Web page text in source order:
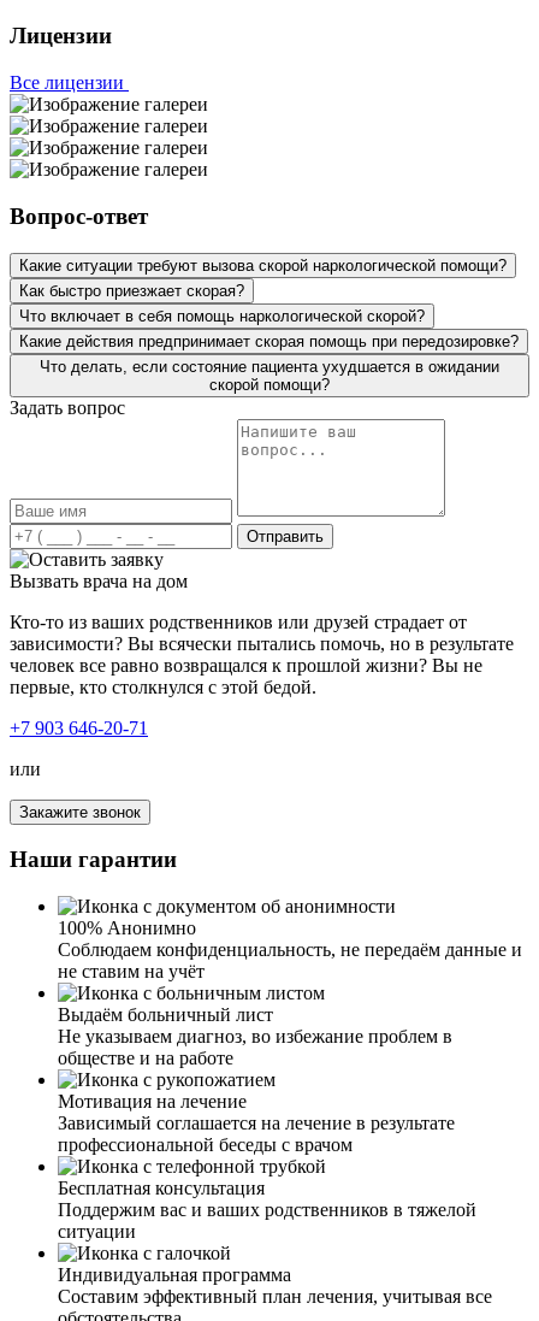
Вызывала службу нарколога на дом. Мой отец был в
долгом запое, началась одышка и головокружения. Я
незамедлительно вызвала врача. Спасибо наркологу,
который к нам выехал, качественно и быстро привел
отца в чувства, дал рекомендации. Будем надеяться на
долгосрочный результат, подумываем о прохождении
курса реабилитации.
Мне делали капельницу от запоя, потом я решилась и на
кодировку. Хочу отметить, что весь персонал очень
приветливый и чуткий. Всегда с пониманием подходят
к ситуации. Профессионализм, четкость действий, все
на высшем уровне. Спасибо за вашу работу!
Обращался для вызова нарколога на дом. Остались
выйти из запоя. Приехавший врач провел диагностику
крови, оставил седативные и сосудистые лекарства на
три дня для полного восстановления организма.
Сын не мог выйти из запоя. Каждый год сталкиваемся с
этой проблемой. Новогодние праздники, столько
выходных, и сын их все пропивает. Обратилась в вашу
службу по вызову нарколога на дом. Врач подробно
объяснил, какая программа лечения, какие препараты
подойдут моему сыну, исходя из его состояния.
Мгновенного улучшения мы и не ждали. Две недели
пить и за час встать на ноги, ну не возможно. После
первой процедуры улучшения были, но я решила и на
Лицензии
Все лицензии
Вопрос-ответ
Какие ситуации требуют вызова скорой наркологической помощи?
Как быстро приезжает скорая?
Что включает в себя помощь наркологической скорой?
Какие действия предпринимает скорая помощь при передозировке?
Что делать, если состояние пациента ухудшается в ожидании
скорой помощи?
Задать вопрос
Отправить
Вызвать врача на дом
Кто-то из ваших родственников или друзей страдает от
зависимости? Вы всячески пытались помочь, но в результате
человек все равно возвращался к прошлой жизни? Вы не
первые, кто столкнулся с этой бедой.
+7 903 646-20-71
или
Закажите звонок
Наши гарантии
100% Анонимно
Соблюдаем конфиденциальность, не передаём данные и
не ставим на учёт
Выдаём больничный лист
Не указываем диагноз, во избежание проблем в
обществе и на работе
Мотивация на лечение
Зависимый соглашается на лечение в результате
профессиональной беседы с врачом
Бесплатная консультация
Поддержим вас и ваших родственников в тяжелой
ситуации
Индивидуальная программа
Составим эффективный план лечения, учитывая все